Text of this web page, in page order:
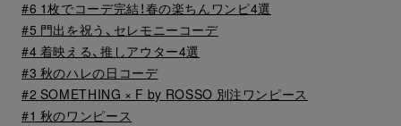
#6 1枚でコーデ完結！春の楽ちんワンピ4選
#5 門出を祝う、セレモニーコーデ
#4 着映える、推しアウター4選
#3 秋のハレの日コーデ
#2 SOMETHING × F by ROSSO 別注ワンピース
#1 秋のワンピース